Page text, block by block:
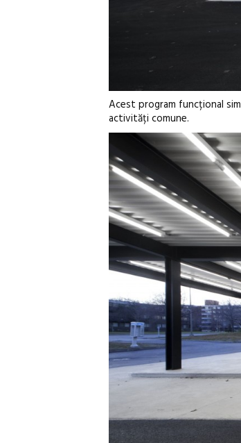
Acest program funcțional
activități comune.